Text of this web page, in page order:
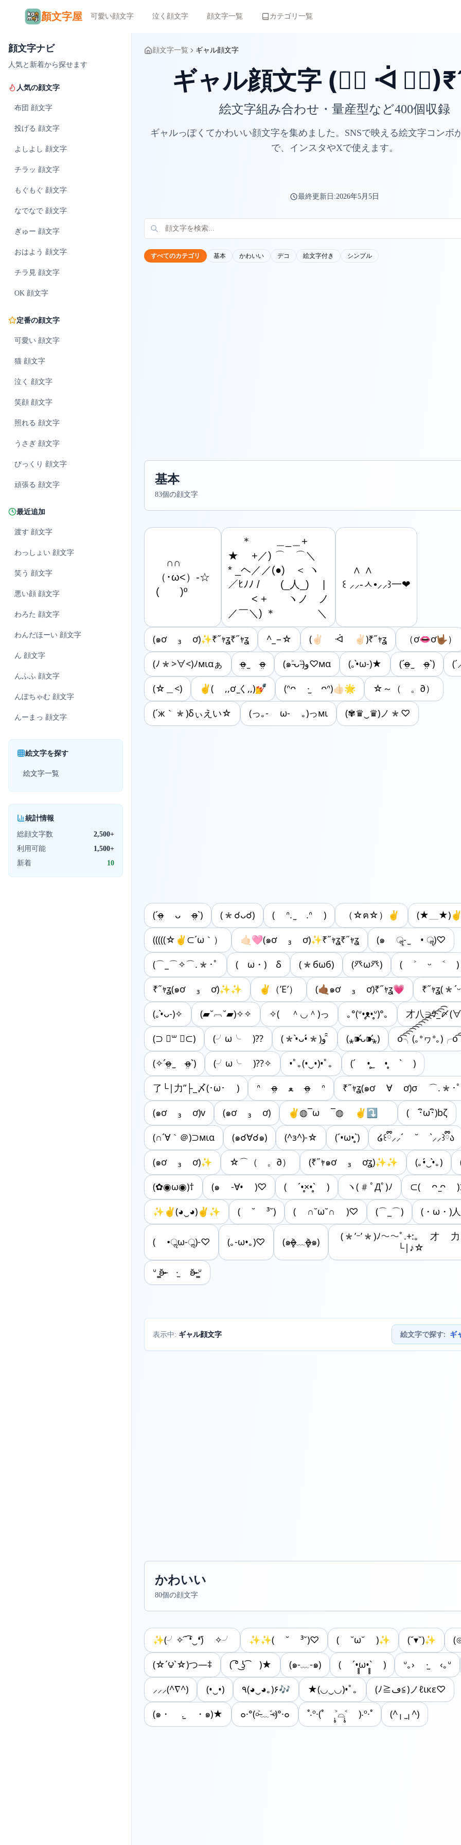
顏文字屋 可愛い顔文字 泣く顔文字 顔文字一覧 カテゴリ一覧
顔文字ナビ
人気と新着から探せます
人気の顔文字
布団 顔文字
投げる 顔文字
よしよし 顔文字
チラッ 顔文字
もぐもぐ 顔文字
なでなで 顔文字
ぎゅー 顔文字
おはよう 顔文字
チラ見 顔文字
OK 顔文字
定番の顔文字
可愛い 顔文字
猫 顔文字
泣く 顔文字
笑顔 顔文字
照れる 顔文字
うさぎ 顔文字
びっくり 顔文字
頑張る 顔文字
最近追加
渡す 顔文字
わっしょい 顔文字
笑う 顔文字
悪い顔 顔文字
わろた 顔文字
わんだほーい 顔文字
ん 顔文字
んふふ 顔文字
んぽちゃむ 顔文字
んーまっ 顔文字
絵文字を探す
絵文字一覧
統計情報
総顔文字数
2,500+
利用可能
1,500+
新着
10
顔文字一覧 ギャル顔文字
ギャル顔文字 (✌🏻️ ᐙ
絵文字組み合わせ・量産型など400個収録
ギャルっぽくてかわいい顔文字を集めました。SNSで映える絵文字コンボ
で、インスタやXで使えます。
最終更新日:2026年5月5日
すべてのカテゴリ 基本 かわいい デコ 絵文字付き シンプル
基本
83個の顔文字
∩∩
（･ω<）-☆
(　　)º
＊　　 ＿_＿+
★　 +／) ⌒　⌒＼
* _ヘ／／(●)　＜ ヽ
／ﾋﾉﾉ /　　(_人_)　 |
< +　　ヽノ　ノ
／￣＼) ＊　　　　＼
∧ ∧
꒰ ⸝⸝-ㅅ•⸝⸝꒱一❤︎
(๑ơ ₃ ơ)✨₹˝ｬʓ₹˝ｬʓ ^_−☆ (✌🏻️ ᐙ ✌🏻️)₹˝ｬʓ （ơ👄ơ🤟🏾）
(ﾉ*>∀<)ﾉмιαぁ o̴̶̷̤ ̫ o̴̶̷̤ (๑˃̵ᴗ˂̵)و♡мα (｡•̀ω-)★ (ˊo̴̶̷̤ ̫ o̴̶̷̤ˋ)
(☆＿<) ✌️( ,,ơ ̫く,,)💅 (ᐢᴖ ·̫ ᴖᐢ)👍🏻🌟 ☆～（ゝ。∂）
(´ж｀*)δぃえい☆ (っ｡- ω- ｡)っмι (✾♛‿♛)ノ*♡
(ˊo̴̶̷̤ ᴗ o̴̶̷̤ˋ) (*☌ᴗ☌) ( ᐢ. ̫ .ᐢ ) （☆ฅ☆）✌ (★＿
(((((☆✌⊂´ω｀） 🤙🏻🩷(๑ơ ₃ ơ)✨₹˝ｬʓ₹˝ｬʓ (๑ ॣ- ̫ • ॣ)♡
(⌒_⌒✧⌒.*･ﾟ (ゝω・) δ (*бωб) (癶ω癶) ( ˃ ᵕ ˂ )
₹˝ｬʓ(๑ơ ₃ ơ)✨✨ ✌︎︎︎（’Е′） (🤙🏾๑ơ ₃ ơ)₹˝ｬʓ💗 ₹˝ｬ
(｡•̀ᴗ-)✧ (▰˘︹˘▰)✧✧ ✧( ＾◡＾)っ ｡°(ᐡ•̥ᴥ•̥ᐡ)°｡ 才八∋ｳ_〆
(⊃ ॑꒳ ॑⊂) (╯ω╰ )?? (*•̀ᴗ•́*)و ̑̑ (⁎⁍̴̛ᴗ⁍̴̛⁎) o͡͡͡͡͡͡͡͡͡͡͡͡͡͡╮(｡ᐤヮᐤ｡)╭o͡͡͡͡͡͡͡͡͡͡͡͡͡͡
(✧ˊo̴̶̷̤ ̫ o̴̶̷̤ˋ) (╯ω╰ )??✧ •ﾟ｡(•‿•)•ﾟ｡ (´ •̥ ̫ •̥ ` )
了└|力”├_〆(･ω･ ) ᐢ o̴̶̷̤ ﻌ o̴̶̷̤ ᐢ ₹˝ｬʓ(๑ơ ∀ ơ)σ ⌒.*･ﾟ
(๑ơ ₃ ơ)v (๑ơ ₃ ơ) ︎︎︎︎✌︎‪◍¯ω ¯‎◍ ✌︎⤵︎ ︎ ( ･ิω･ิ)bζ
(∩´∀｀＠)⊃мια (๑☌∀☌๑) (^з^)-☆ (´•ω•̥`) ໒꒰ྀི⸝⸝´ ˘ `⸝⸝꒱ྀིა
(๑ơ ₃ ơ)✨ ☆⌒（ゝ。∂） (₹˝ｬ๑ơ ₃ ơʓ)✨✨ (｡•́‿•̀｡)
(✿◉ω◉)† (๑ -∀• )♡ ( ´•̥×•̥` ) ヽ(#ﾟДﾟ)ﾉ ⊂( ᴖ ̫ᴖ
✨✌(◕‿◕)✌✨ ( ˘ ³˘) ( ∩˘ω˘∩ )♡ (⌒_⌒) (・ω・)
( •ॢω-ॢ)-♡ (｡-ω•｡)♡ (๑o̴̶̷̥᷅﹏o̴̶̷̥᷅๑)
(*’ｰ’*)ﾉ～～ﾟ.+:｡ 才
└|♪☆
ᐡ ̳ʚ̴̶̷̆ ·̫ ʚ̴̶̷̆ ̳ᐡ
表示中: ギャル顔文字 絵文字で探す: ギ
かわいい
80個の顔文字
✨(╯✧ ︠ ͡❛‿❛)︠ ✧╯ ✨✨( ˘ ³˘)♡ ( ˘ω˘ )✨ (˘▾˘)✨
(☆´౪`☆)つ—‡ ( ͡° ͜ʖ ͡ )★ (๑-﹏-๑) ( ´•̥̥̥ω•̥̥̥` ) ᐡ｡› ·̫ ‹｡ᐡ
⸝⸝⸝(^∇^) (•‿•) ٩(◕‿◕｡)۶🎶 ★(◡‿◡)•ﾟ｡ (ﾉ≧ڡ≦)ノℓιкε♡
(๑・ .̫ ・๑)★ ๐·°(৹˃̵﹏˂̵৹)°·๐ ˚‧º·(˚ ˃̣̣̥⌓˂̣̣̥ )‧º·˚ (^╷ ̫╷^)